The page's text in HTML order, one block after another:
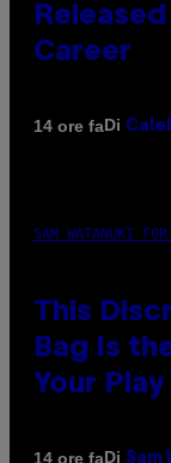
Career
14 ore faDi
SAM WATANUKI
This
Bag Is
Your
14 ore faDi Sam